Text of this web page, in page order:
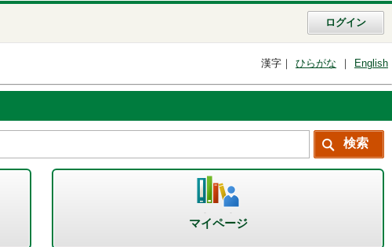
ログイン
漢字 ひらがな English
マイページ